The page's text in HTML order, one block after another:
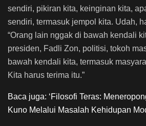
sendiri, pikiran kita, keinginan kita,
sendiri, termasuk jempol kita. Udah,
“Orang lain nggak di bawah kendali
presiden, Fadli Zon, politisi, tokoh
bawah kendali kita, termasuk
Kita harus terima itu.”
Baca juga: ‘Filosofi Teras:
Kuno Melalui Masalah Kehidupan